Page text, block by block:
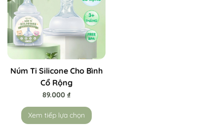
Núm Ti Silicone Cho Bình
Cổ Rộng
89.000 ₫
Xem tiếp lựa chọn